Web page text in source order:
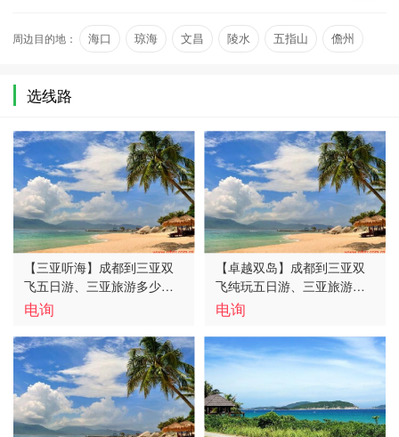
为“东方夏威夷”，位居中国四大一…
周边目的地： 海口 琼海 文昌 陵水 五指山 儋州
选线路
【三亚听海】成都到三亚双
飞五日游、三亚旅游多少
钱、三亚旅游线路报价
电询
【卓越双岛】成都到三亚双
飞纯玩五日游、三亚旅游多
少钱、三亚旅游线路报价
电询